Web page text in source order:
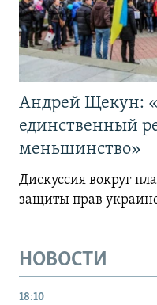
Андрей Щекун:
единственный
меньшинство»
Дискуссия вокруг
защиты прав
НОВОСТИ
18:10